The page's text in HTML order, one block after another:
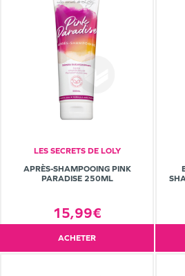
LES SECRETS DE LOLY
APRÈS-SHAMPOOING PINK
PARADISE 250ML
15,99€
ACHETER